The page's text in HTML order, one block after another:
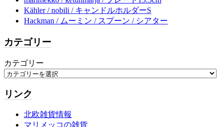
Kähler / nobili / キャンドルホルダーS
Hackman / ムーミン / スプーン / シアター
カテゴリー
カテゴリー
リンク
北欧雑貨情報
マリメッコの雑貨